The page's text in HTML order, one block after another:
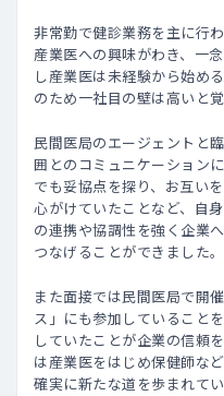
非常勤で健診業務を主に行
産業医への興味がわき、一
し産業医は未経験から始め
のため一社目の壁は高いと
民間医局のエージェントと
囲とのコミュニケーション
でも妥協点を探り、お互い
心がけていたことなど、自
の連携や協調性を強く企業
つなげることができました。
また面接では民間医局で開
ス」にも参加していること
していたことが企業の信頼
は産業医をはじめ保健師な
確実に新たな道を歩まれてい